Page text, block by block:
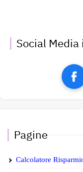
Social Media
Pagine
Calcolatore